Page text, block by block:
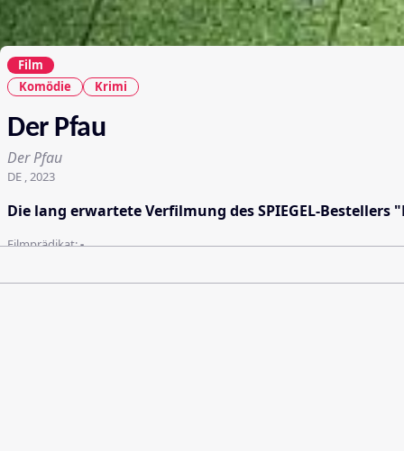
Film
Komödie
Krimi
Der Pfau
Der Pfau
DE , 2023
Die lang erwartete Verfilmung des SPIEGEL-
Filmprädikat:-